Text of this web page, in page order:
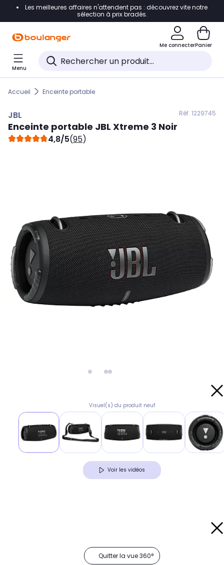
Accéder directement à la navigation
Accéder directement au pied de page
Accéder directement au chatbot
Les meilleures affaires n'attendent pas : découvrez vite notre
sélection à prix bradés.
Me connecterPanier
Menu
Accueil Enceinte portable
JBL Réf. 1229745
Enceinte portable JBL Xtreme 3 Noir
4,8/5(95)
Visuel(s) du produit neuf
Voir les vidéos
Quitter la vue 360°